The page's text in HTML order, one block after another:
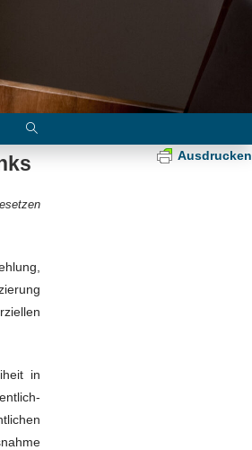
Ausdrucken
in